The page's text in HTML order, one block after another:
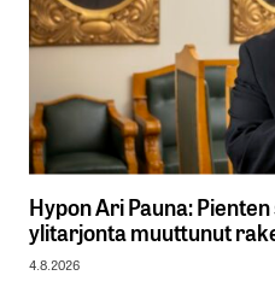
Hypon Ari Pauna:
ylitarjonta muuttunut
4.8.2026